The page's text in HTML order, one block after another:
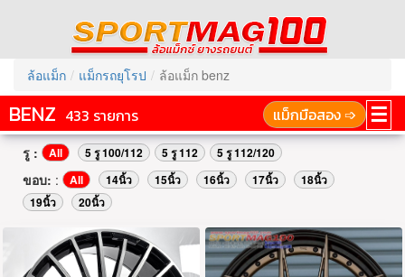
ล้อแม็ก แม็กรถยุโรป ล้อแม็ก benz
☰
BENZ แม็กมือสอง ➩
433 รายการ
รู : All 5 รู 100/112 5 รู 112 5 รู 112/120
ขอบ: : All 14นิ้ว 15นิ้ว 16นิ้ว 17นิ้ว
18นิ้ว
19นิ้ว
20นิ้ว